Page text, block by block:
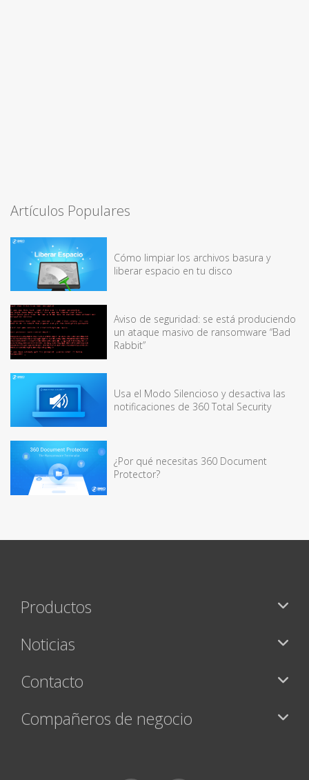
Artículos Populares
Cómo limpiar los archivos basura y
liberar espacio en tu disco
Aviso de seguridad: se está produciendo
un ataque masivo de ransomware “Bad
Rabbit”
Usa el Modo Silencioso y desactiva las
notificaciones de 360 Total Security
¿Por qué necesitas 360 Document
Protector?
Productos
Noticias
Contacto
Compañeros de negocio